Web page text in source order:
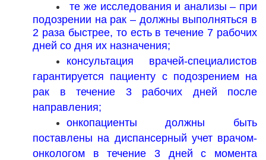
те же исследования и анализы – при
подозрении на рак – должны выполняться в
2 раза быстрее, то есть в течение 7 рабочих
дней со дня их назначения;
консультация врачей-специалистов
гарантируется пациенту с подозрением на
рак в течение 3 рабочих дней после
направления;
онкопациенты должны быть
поставлены на диспансерный учет врачом-
онкологом в течение 3 дней с момента